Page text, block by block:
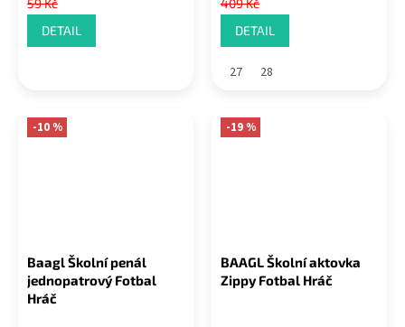
DETAIL
DETAIL
27 28
-10 %
Baagl Školní penál
jednopatrový Fotbal
Hráč
-19 %
BAAGL Školní aktovka
Zippy Fotbal Hráč